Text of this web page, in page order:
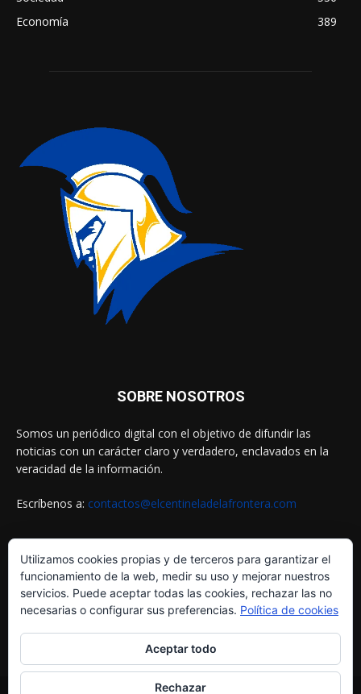
Economía
389
SOBRE NOSOTROS
Somos un periódico digital con el objetivo de difundir las
noticias con un carácter claro y verdadero, enclavados en la
veracidad de la información.
Escríbenos a: contactos@elcentineladelafrontera.com
SIGUENOS EN
Utilizamos cookies propias y de terceros para garantizar el
funcionamiento de la web, medir su uso y mejorar nuestros
servicios. Puede aceptar todas las cookies, rechazar las no
necesarias o configurar sus preferencias. Política de cookies
Aceptar todo
Rechazar